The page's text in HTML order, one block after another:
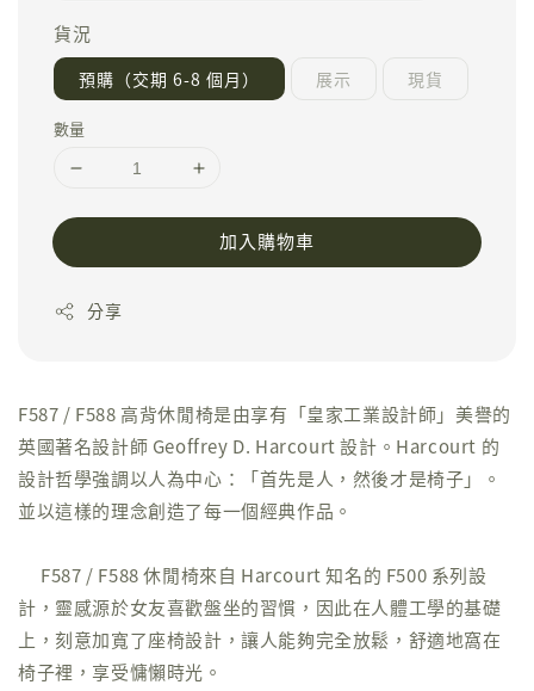
貨況
預購（交期 6-8 個月） 展示 現貨
數量
加入購物車
分享
F587 / F588 高背休閒椅是由享有「皇家工業設計師」美譽的
英國著名設計師 Geoffrey D. Harcourt 設計。Harcourt 的
設計哲學強調以人為中心：「首先是人，然後才是椅子」。
並以這樣的理念創造了每一個經典作品。
F587 / F588 休閒椅來自 Harcourt 知名的 F500 系列設
計，靈感源於女友喜歡盤坐的習慣，因此在人體工學的基礎
上，刻意加寬了座椅設計，讓人能夠完全放鬆，舒適地窩在
椅子裡，享受慵懶時光。